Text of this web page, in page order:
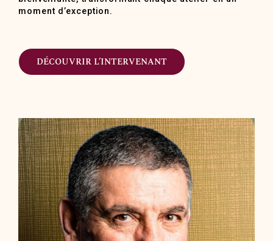
moment d’exception.
DÉCOUVRIR L’INTERVENANT